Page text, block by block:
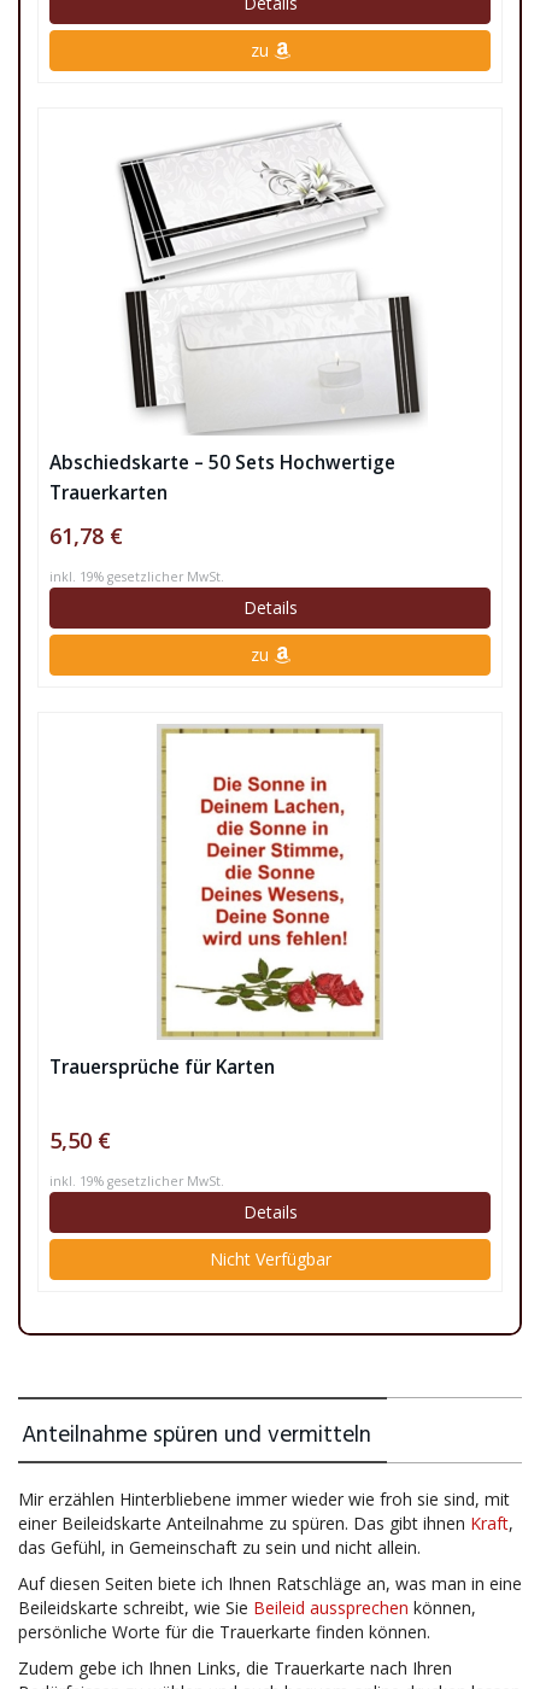
zu
Abschiedskarte – 50 Sets Hochwertige
Trauerkarten
61,78 €
inkl. 19% gesetzlicher MwSt.
Details
zu
Trauersprüche für Karten
5,50 €
inkl. 19% gesetzlicher MwSt.
Details
Nicht Verfügbar
Anteilnahme spüren und vermitteln
Mir erzählen Hinterbliebene immer wieder wie froh sie sind, mit
einer Beileidskarte Anteilnahme zu spüren. Das gibt ihnen Kraft,
das Gefühl, in Gemeinschaft zu sein und nicht allein.
Auf diesen Seiten biete ich Ihnen Ratschläge an, was man in eine
Beileidskarte schreibt, wie Sie Beileid aussprechen können,
persönliche Worte für die Trauerkarte finden können.
Zudem gebe ich Ihnen Links, die Trauerkarte nach Ihren